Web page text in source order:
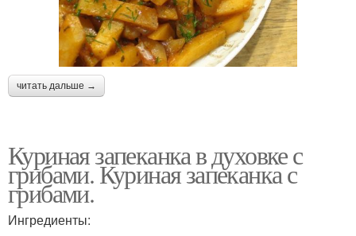
читать дальше →
Куриная запеканка в духовке с
грибами. Куриная запеканка с
грибами.
Ингредиенты: